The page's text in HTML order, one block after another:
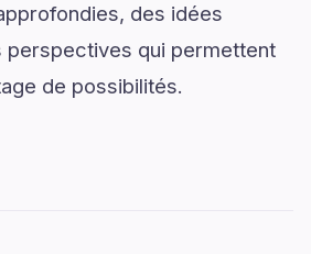
des idées
perspectives qui permettent
de possibilités.